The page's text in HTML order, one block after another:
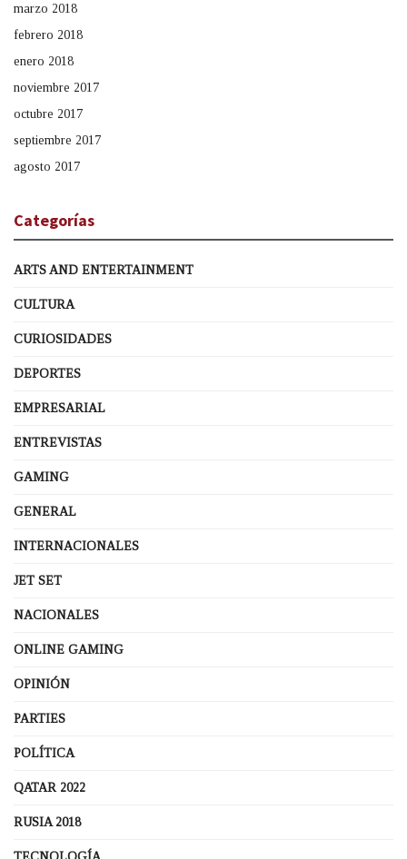
marzo 2018
febrero 2018
enero 2018
noviembre 2017
octubre 2017
septiembre 2017
agosto 2017
Categorías
ARTS AND ENTERTAINMENT
CULTURA
CURIOSIDADES
DEPORTES
EMPRESARIAL
ENTREVISTAS
GAMING
GENERAL
INTERNACIONALES
JET SET
NACIONALES
ONLINE GAMING
OPINIÓN
PARTIES
POLÍTICA
QATAR 2022
RUSIA 2018